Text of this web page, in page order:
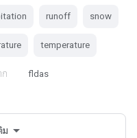
runoff snow
temperature
ก fldas
ม